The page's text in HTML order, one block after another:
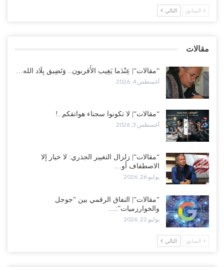
أغسطس 1, 2026
أغسطس 1, 2026
السابق التالي
مقالات
“مقالات“| عِنْدَما يَغِيب الأَقربون.. وَتَضِيق بِلَاد الله…
أغسطس 4, 2026
“مقالات“| لا تكونوا سجناء هواتفكم..!
أغسطس 3, 2026
“مقالات“| زلزال التغيير الجذري: لا خيار إلا
الاصطفاف أو…
يوليو 26, 2026
“مقالات“| النفاق الرقمي بين “جوجل
والخوارزميات”:…
يوليو 22, 2026
السابق التالي